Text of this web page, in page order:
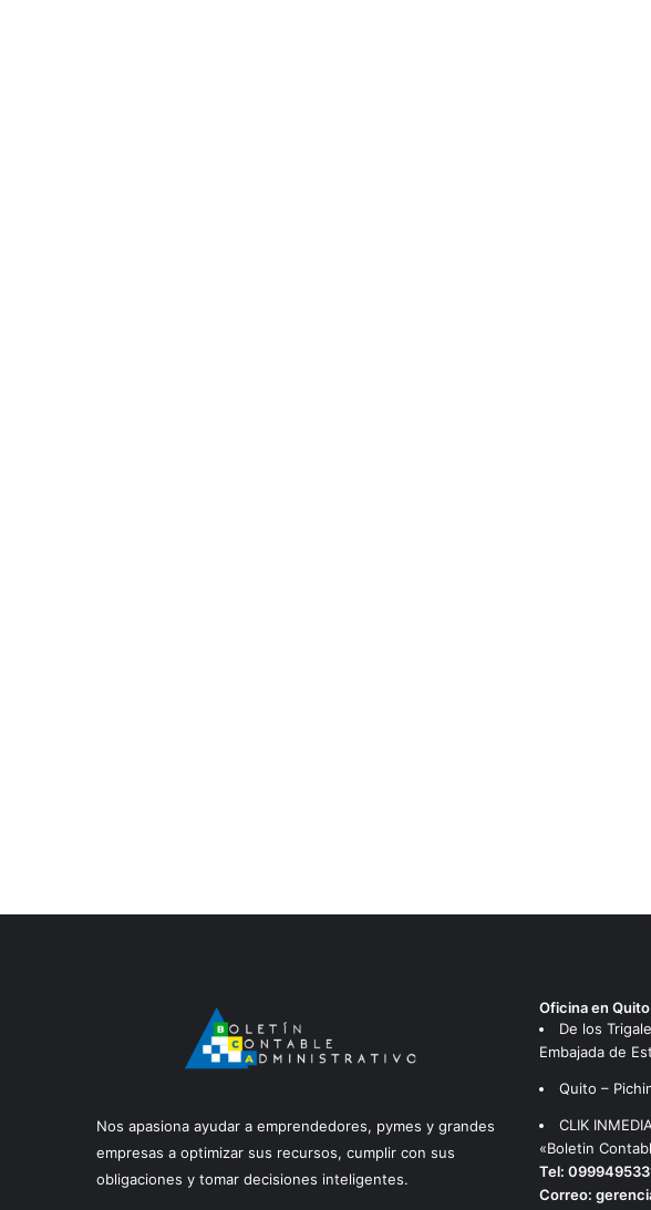
Nos apasiona ayudar a emprendedores, pymes y grandes
empresas a optimizar sus recursos, cumplir con sus
obligaciones y tomar decisiones inteligentes.
Oficina en Quito
De los
Embajada de
Quito –
CLIK
«Boletin
Tel:
Correo: